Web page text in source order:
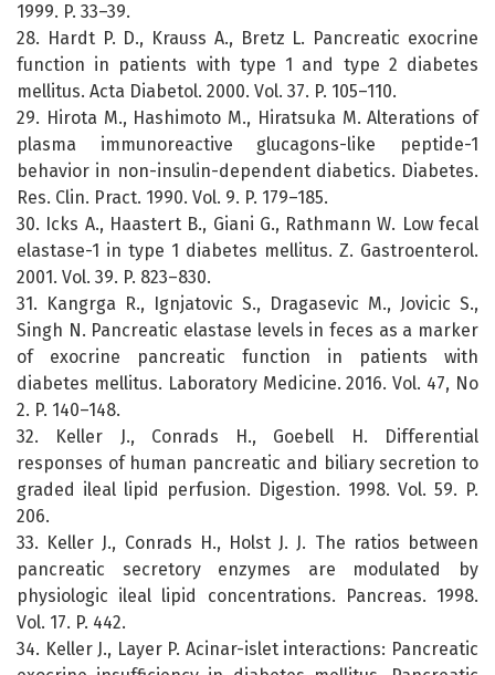
1999. P. 33–39.
28. Hardt P. D., Krauss A., Bretz L. Pancreatic exocrine
function in patients with type 1 and type 2 diabetes
mellitus. Acta Diabetol. 2000. Vol. 37. P. 105–110.
29. Hirota M., Hashimoto M., Hiratsuka M. Alterations of
plasma immunoreactive glucagons-like peptide-1
behavior in non-insulin-dependent diabetics. Diabetes.
Res. Clin. Pract. 1990. Vol. 9. P. 179–185.
30. Icks A., Haastert B., Giani G., Rathmann W. Low fecal
elastase-1 in type 1 diabetes mellitus. Z. Gastroenterol.
2001. Vol. 39. P. 823–830.
31. Kangrga R., Ignjatovic S., Dragasevic М., Jovicic S.,
Singh N. Pancreatic elastase levels in feces as a marker
of exocrine pancreatic function in patients with
diabetes mellitus. Laboratory Medicine. 2016. Vol. 47, No
2. P. 140–148.
32. Keller J., Conrads H., Goebell H. Differential
responses of human pancreatic and biliary secretion to
graded ileal lipid perfusion. Digestion. 1998. Vol. 59. P.
206.
33. Keller J., Conrads H., Holst J. J. The ratios between
pancreatic secretory enzymes are modulated by
physiologic ileal lipid concentrations. Pancreas. 1998.
Vol. 17. P. 442.
34. Keller J., Layer P. Acinar-islet interactions: Pancreatic